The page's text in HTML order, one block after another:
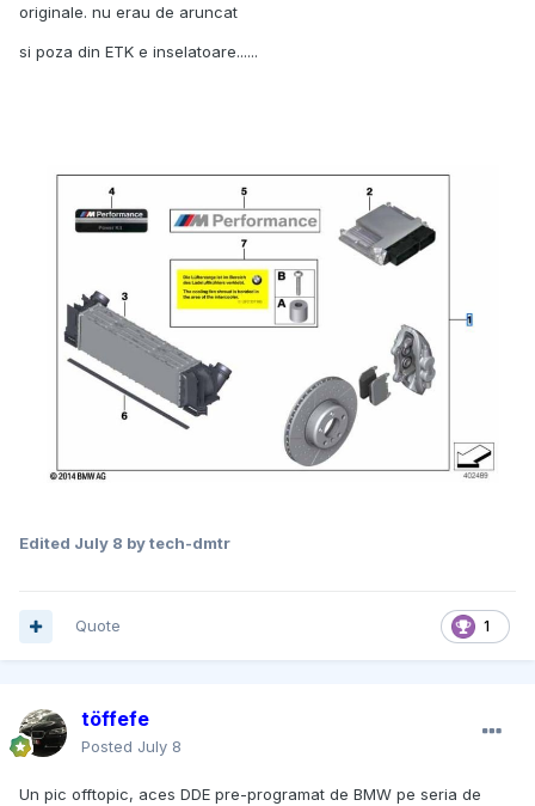
originale. nu erau de aruncat
si poza din ETK e inselatoare......
Edited July 8 by tech-dmtr
1
Quote
töffefe
Posted July 8
Un pic offtopic, aces DDE pre-programat de BMW pe seria de